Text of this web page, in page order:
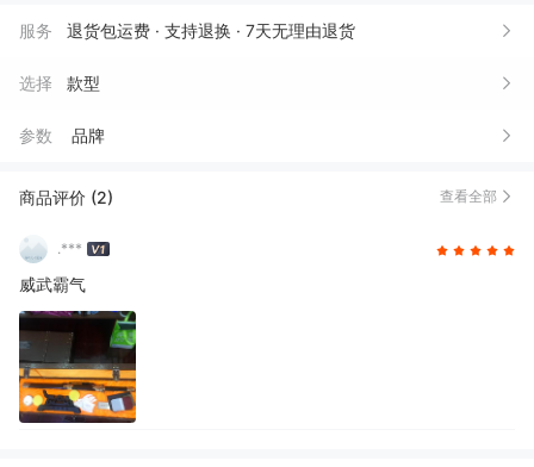
服务 退货包运费 · 支持退换 · 7天无理由退货
选择 款型
参数 品牌
商品评价 (2) 查看全部
.***
威武霸气